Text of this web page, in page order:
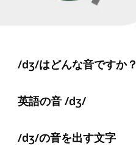
/dʒ/はどんな音ですか？
英語の音 /dʒ/
/dʒ/の音を出す文字